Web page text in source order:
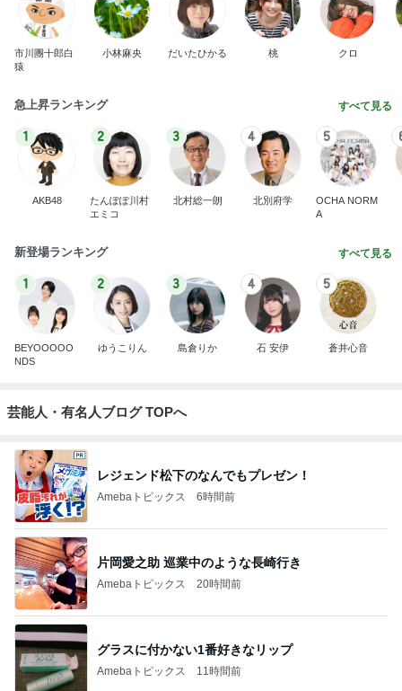
市川團十郎白
猿
小林麻央 だいたひかる 桃 クロ
急上昇ランキング すべて見る
1
AKB48
2
たんぽぽ川村
エミコ
3
北村総一朗
4
北別府学
5
OCHA NORM
A
新登場ランキング すべて見る
1
BEYOOOOO
NDS
2
ゆうこりん
3
島倉りか
4
石 安伊
5
蒼井心音
芸能人・有名人ブログ TOPへ
レジェンド松下のなんでもプレゼン！
Amebaトピックス 6時間前
片岡愛之助 巡業中のような長崎行き
Amebaトピックス 20時間前
グラスに付かない1番好きなリップ
Amebaトピックス 11時間前